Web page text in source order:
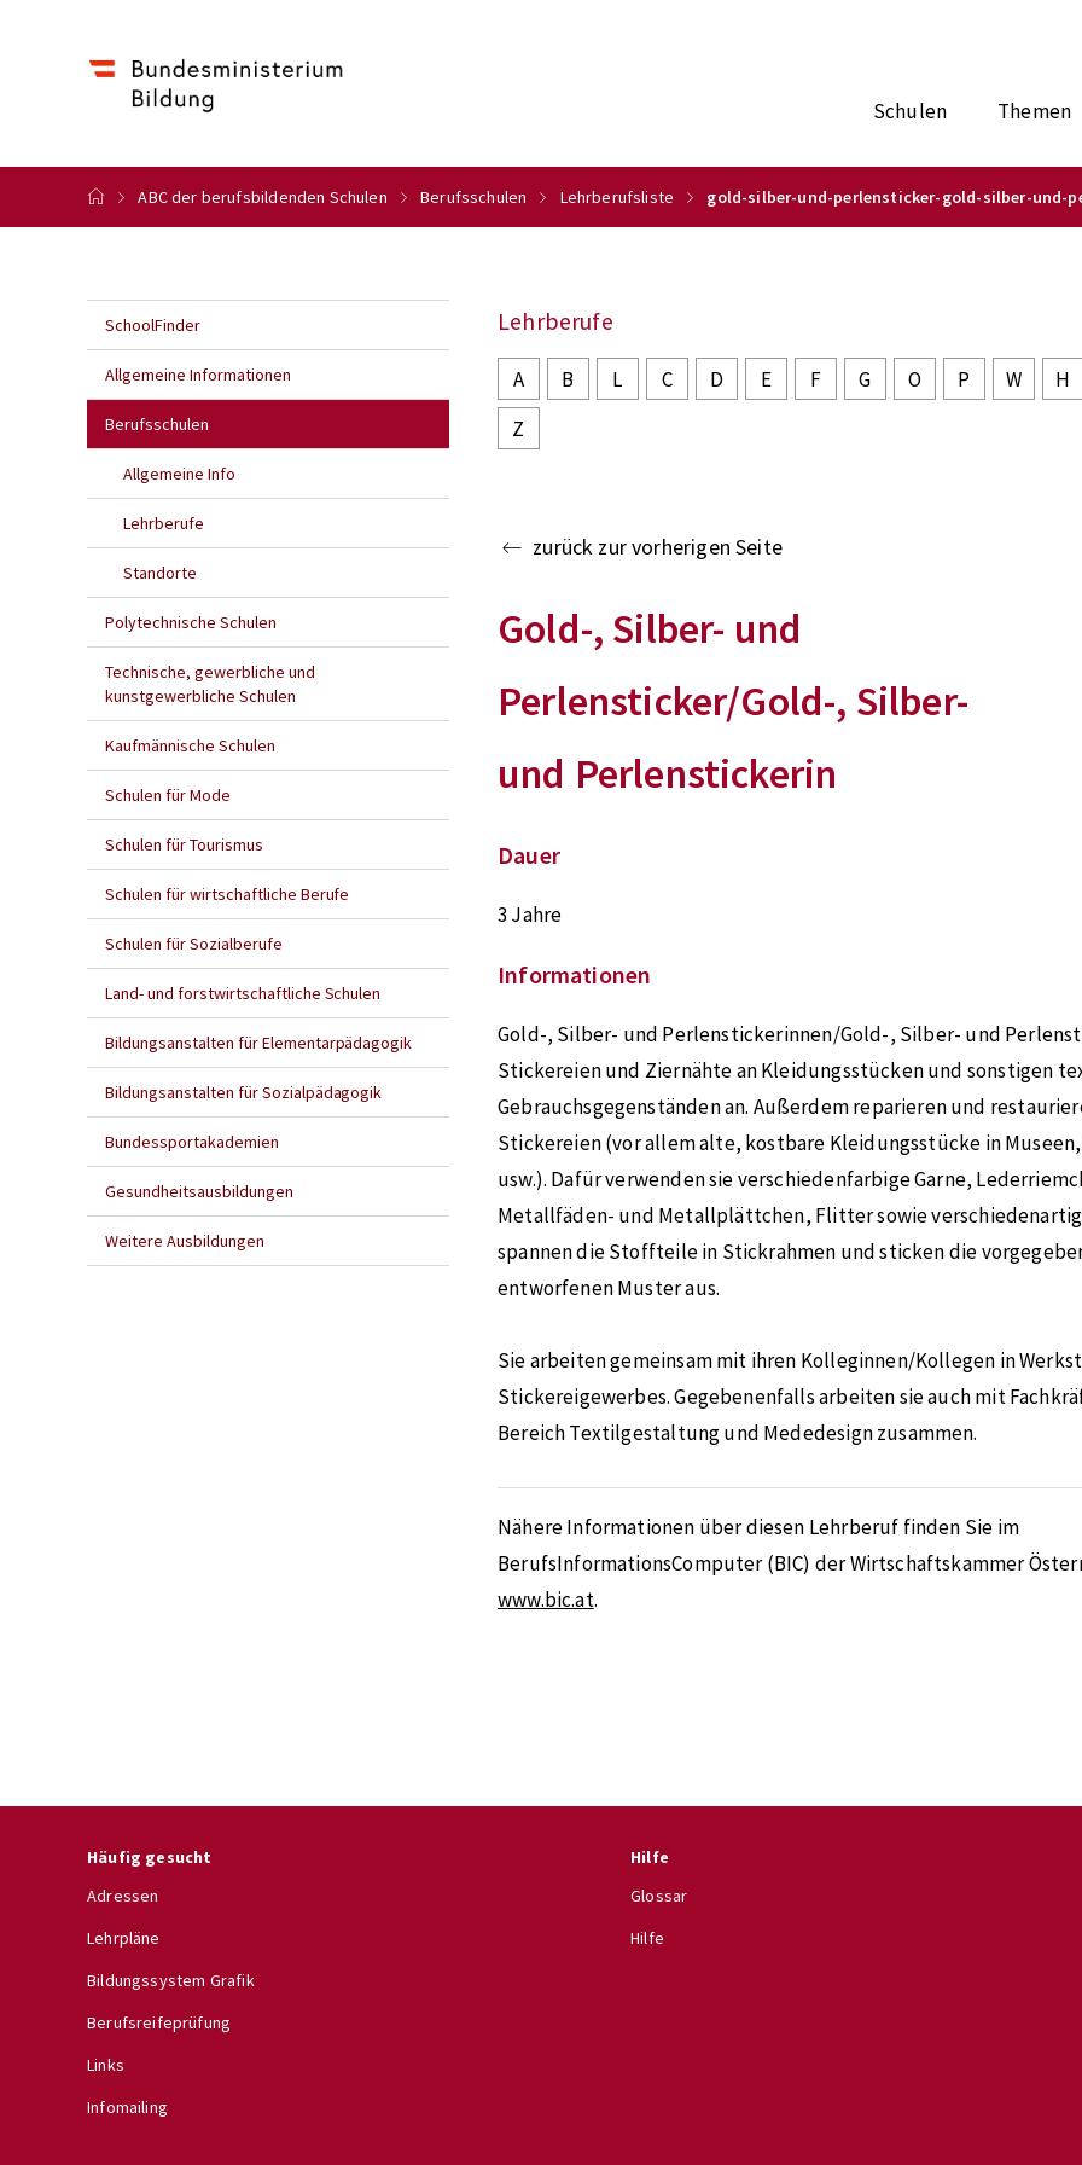
Schulen Themen
ABC der berufsbildenden Schulen Berufsschulen Lehrberufsliste gold-silber-und-perlensticker-gold-silber-und-
SchoolFinder
Allgemeine Informationen
Berufsschulen
Allgemeine Info
Lehrberufe
Standorte
Polytechnische Schulen
Technische, gewerbliche und
kunstgewerbliche Schulen
Kaufmännische Schulen
Schulen für Mode
Schulen für Tourismus
Schulen für wirtschaftliche Berufe
Schulen für Sozialberufe
Land- und forstwirtschaftliche Schulen
Bildungsanstalten für Elementarpädagogik
Bildungsanstalten für Sozialpädagogik
Bundessportakademien
Gesundheitsausbildungen
Weitere Ausbildungen
Lehrberufe
A B L C D E F G O P W H
Z
zurück zur vorherigen Seite
Gold-, Silber- und
Perlensticker/Gold-, Silber-
und Perlenstickerin
Dauer
3 Jahre
Informationen
Gold-, Silber- und Perlenstickerinnen/Gold-, Silber- und
Stickereien und Ziernähte an Kleidungsstücken und sonstigen
Gebrauchsgegenständen an. Außerdem reparieren und
Stickereien (vor allem alte, kostbare Kleidungsstücke in
usw.). Dafür verwenden sie verschiedenfarbige Garne,
Metallfäden- und Metallplättchen, Flitter sowie
spannen die Stoffteile in Stickrahmen und sticken die
entworfenen Muster aus.
Sie arbeiten gemeinsam mit ihren Kolleginnen/Kollegen in
Stickereigewerbes. Gegebenenfalls arbeiten sie auch mit
Bereich Textilgestaltung und Mededesign zusammen.
Nähere Informationen über diesen Lehrberuf finden Sie im
BerufsInformationsComputer (BIC) der Wirtschaftskammer
www.bic.at.
Häufig gesucht
Adressen
Lehrpläne
Bildungssystem Grafik
Berufsreifeprüfung
Links
Infomailing
Hilfe
Glossar
Hilfe